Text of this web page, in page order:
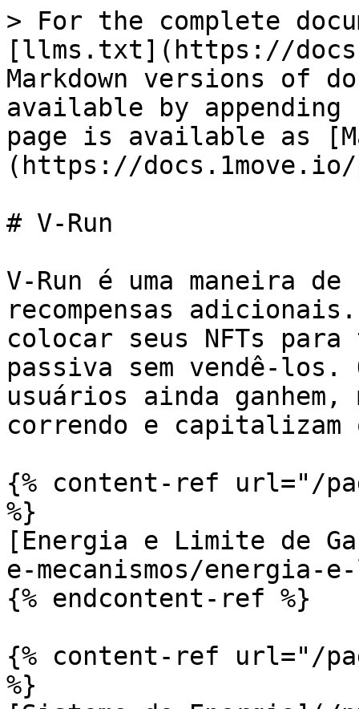
> For the complete
[llms.txt](https://
Markdown versions of
available by
page is available as
(https://
# V-Run
V-Run é uma maneira
recompensas
colocar seus NFTs
passiva sem vendê-los.
usuários ainda ganhem,
correndo e
{% content-ref url="/
%}
[Energia e Limite de
e-mecanismos/energia-
{% endcontent-ref %}
{% content-ref url="/
%}